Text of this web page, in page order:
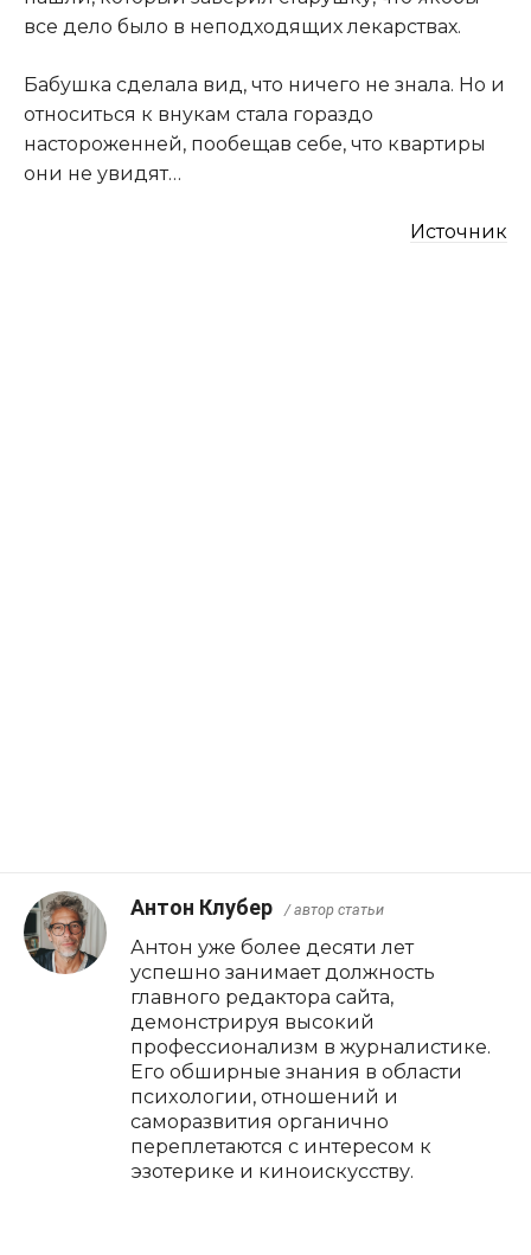
все дело было в неподходящих лекарствах.
Бабушка сделала вид, что ничего не знала. Но и
относиться к внукам стала гораздо
настороженней, пообещав себе, что квартиры
они не увидят…
Источник
Антон Клубер / автор статьи
Антон уже более десяти лет
успешно занимает должность
главного редактора сайта,
демонстрируя высокий
профессионализм в журналистике.
Его обширные знания в области
психологии, отношений и
саморазвития органично
переплетаются с интересом к
эзотерике и киноискусству.